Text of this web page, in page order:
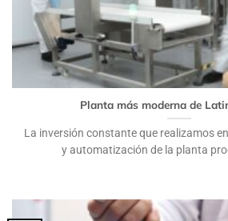
Planta más moderna de
La inversión constante que realizamos
y automatización de la planta